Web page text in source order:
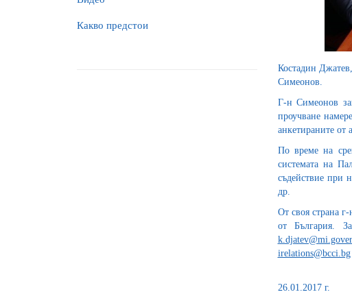
Какво предстои
Костадин
Симеонов.
Г-н Симеонов
проучване
анкетираните от
По време на
системата на
съдействие при
др.
От своя страна
от България.
irelations@bcci.bg
26.01.2017 г.